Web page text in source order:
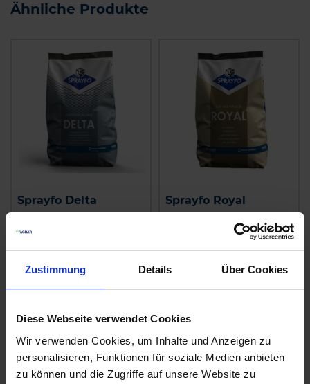
Zustimmung Details Über Cookies
Diese Webseite verwendet Cookies
Wir verwenden Cookies, um Inhalte und Anzeigen zu
personalisieren, Funktionen für soziale Medien anbieten
zu können und die Zugriffe auf unsere Website zu
Ähnliche Produkte
Sprayfo Delta
IN DEN
Sprayfo Royal
IN DEN